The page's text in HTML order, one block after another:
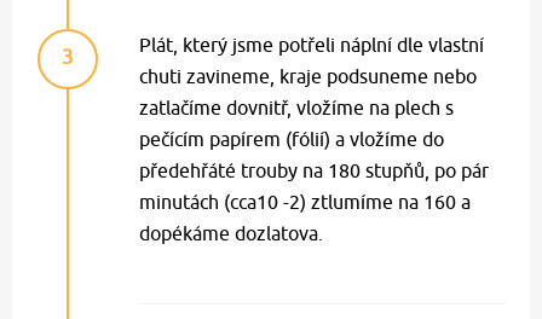
3
Plát, který jsme potřeli náplní dle vlastní
chuti zavineme, kraje podsuneme nebo
zatlačíme dovnitř, vložíme na plech s
pečícím papírem (fólií) a vložíme do
předehřáté trouby na 180 stupňů, po pár
minutách (cca10 -2) ztlumíme na 160 a
dopékáme dozlatova.